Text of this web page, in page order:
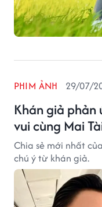
Khán giả
vui cùng Mai
PHIM ẢNH 29/07/
Chia sẻ mới nhất
chú ý từ khán giả.